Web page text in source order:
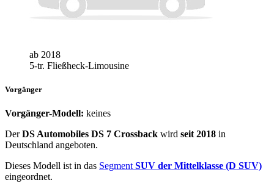
ab 2018
5-tr. Fließheck-Limousine
Vorgänger
Vorgänger-Modell: keines
DerDS Automobiles DS 7 Crossback wird seit 2018 in
Deutschland angeboten.
Dieses Modell ist in das Segment SUV der Mittelklasse (D SUV)
eingeordnet.